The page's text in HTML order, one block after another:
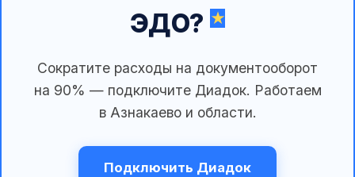
ЭДО?
Сократите расходы на документооборот
на 90% — подключите Диадок. Работаем
в Азнакаево и области.
Подключить Диадок